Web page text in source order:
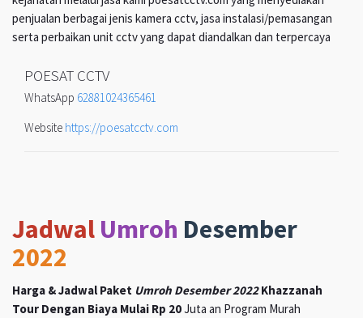
penjualan berbagai jenis kamera cctv, jasa instalasi/pemasangan
serta perbaikan unit cctv yang dapat diandalkan dan terpercaya
POESAT CCTV
WhatsApp 62881024365461
Website https://poesatcctv.com
Jadwal Umroh Desember
2022
Harga & Jadwal Paket Umroh Desember 2022Khazzanah
Tour Dengan Biaya Mulai Rp 20Juta an Program Murah